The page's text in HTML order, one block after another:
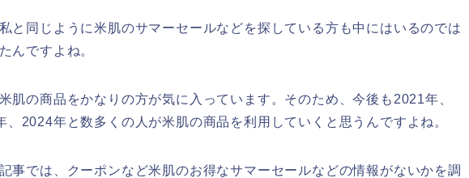
と同じように米肌のサマーセールなどを探している方も中にはいるのでは
んですよね。
肌の商品をかなりの方が気に入っています。そのため、今後も2021年、
、2024年と数多くの人が米肌の商品を利用していくと思うんですよね。
事では、クーポンなど米肌のお得なサマーセールなどの情報がないかを調